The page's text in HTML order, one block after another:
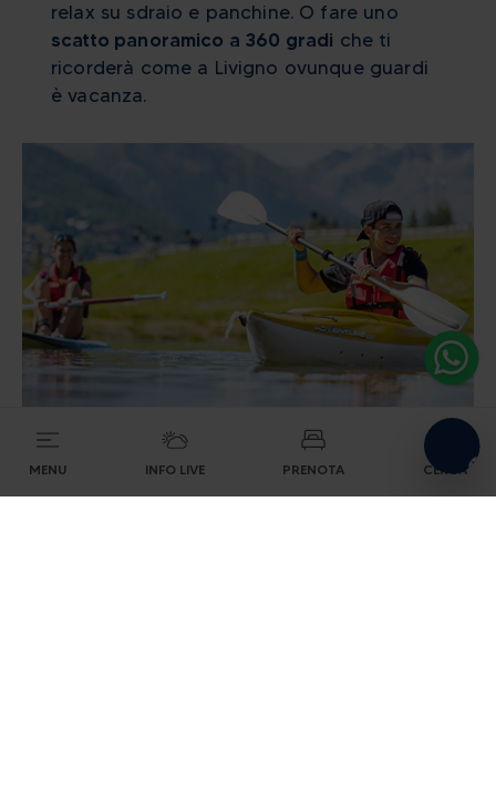
relax su sdraio e panchine. O fare uno
scatto panoramico a 360 gradi che ti
ricorderà come a Livigno ovunque guardi
è vacanza.
Alpine energy at the highest
level
CERCA ALLOGGI
MENU INFO LIVE PRENOTA CERCA